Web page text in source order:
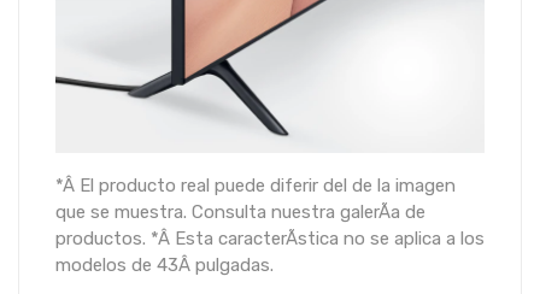
*Â El producto real puede diferir del de la imagen
que se muestra. Consulta nuestra galerÃ­a de
productos. *Â Esta caracterÃ­stica no se aplica a los
modelos de 43Â pulgadas.